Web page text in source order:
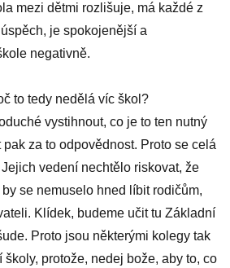
mezi dětmi rozlišuje, má každé z
je spokojenější a
negativně.
to tedy nedělá víc škol?
vystihnout, co je to ten nutný
za to odpovědnost. Proto se celá
vedení nechtělo riskovat, že
se nemuselo hned líbit rodičům,
Klídek, budeme učit tu Základní
Proto jsou některými kolegy tak
protože, nedej bože, aby to, co